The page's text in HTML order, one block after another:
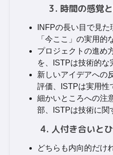
3. 時間の感覚
INFPの長い目で見
「今ここ」の実用的
プロジェクトの進め
を、ISTPは技術的な
新しいアイデアへの
評価、ISTPは実用性
細かいところへの注
部、ISTPは技術に関
4. 人付き合いと
どちらも内向的だけ